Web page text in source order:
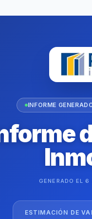
INFORME
GENERADO EL 6
ESTIMACIÓN DE